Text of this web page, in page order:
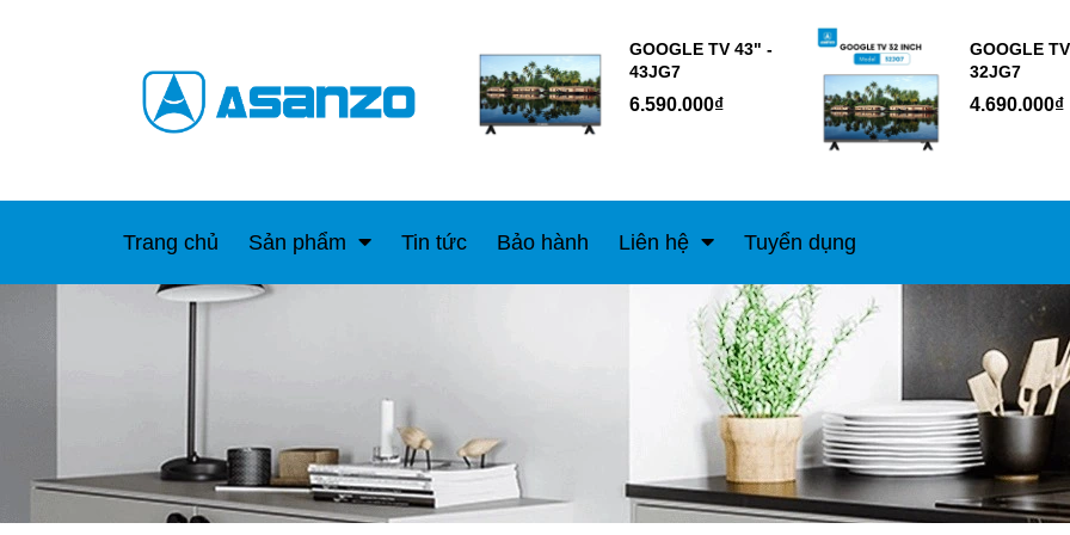
GOOGLE TV 43" -
43JG7
6.590.000₫
GOOGLE
32JG7
4.690.000₫
Trang chủ Sản phẩm Tin tức Bảo hành Liên hệ Tuyển dụng